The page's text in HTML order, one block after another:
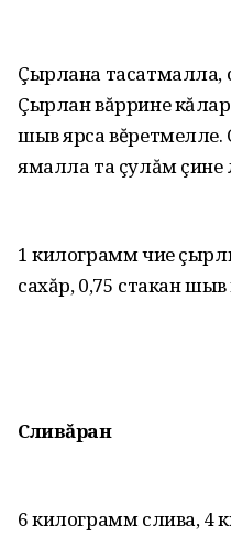
Çырлана
Çырлан вăррине
шыв ярса вĕретмелле.
ямалла та çулăм çине
1 килограмм чие
сахăр, 0,75 стакан
Сливăран
6 килограмм слива, 4